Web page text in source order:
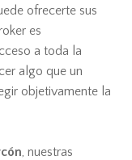
ofrecerte sus
es
a toda la
algo que un
objetivamente la
, nuestras